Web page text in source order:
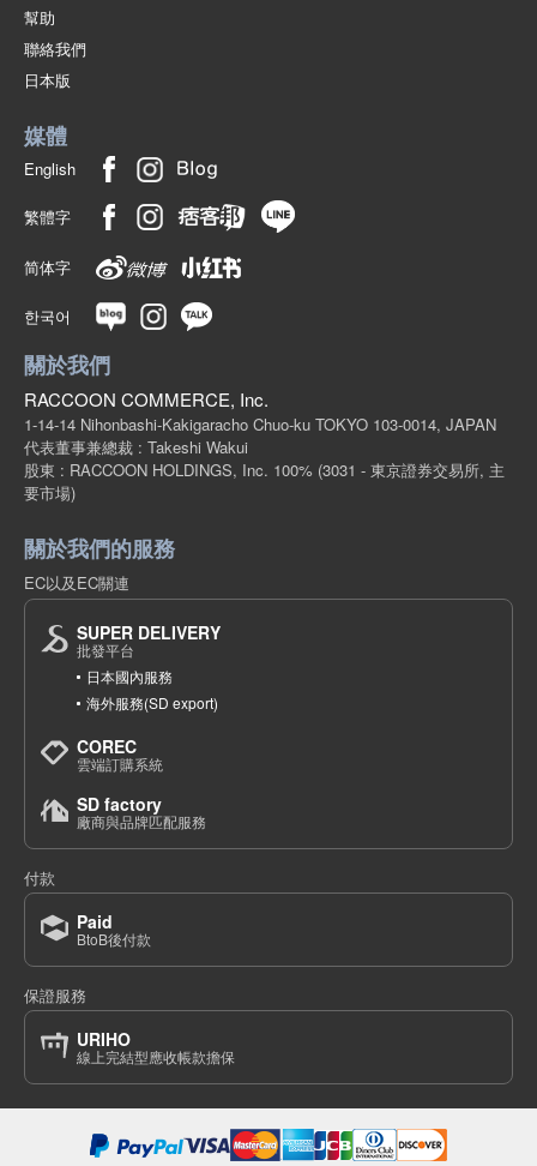
幫助
聯絡我們
日本版
媒體
English
繁體字
简体字
한국어
關於我們
RACCOON COMMERCE, Inc.
1-14-14 Nihonbashi-Kakigaracho Chuo-ku TOKYO 103-0014, JAPAN
代表董事兼總裁 : Takeshi Wakui
股東 : RACCOON HOLDINGS, Inc. 100% (3031 - 東京證券交易所, 主
要市場)
關於我們的服務
EC以及EC關連
SUPER DELIVERY
批發平台
日本國內服務
海外服務(SD export)
COREC
雲端訂購系統
SD factory
廠商與品牌匹配服務
付款
Paid
BtoB後付款
保證服務
URIHO
線上完結型應收帳款擔保